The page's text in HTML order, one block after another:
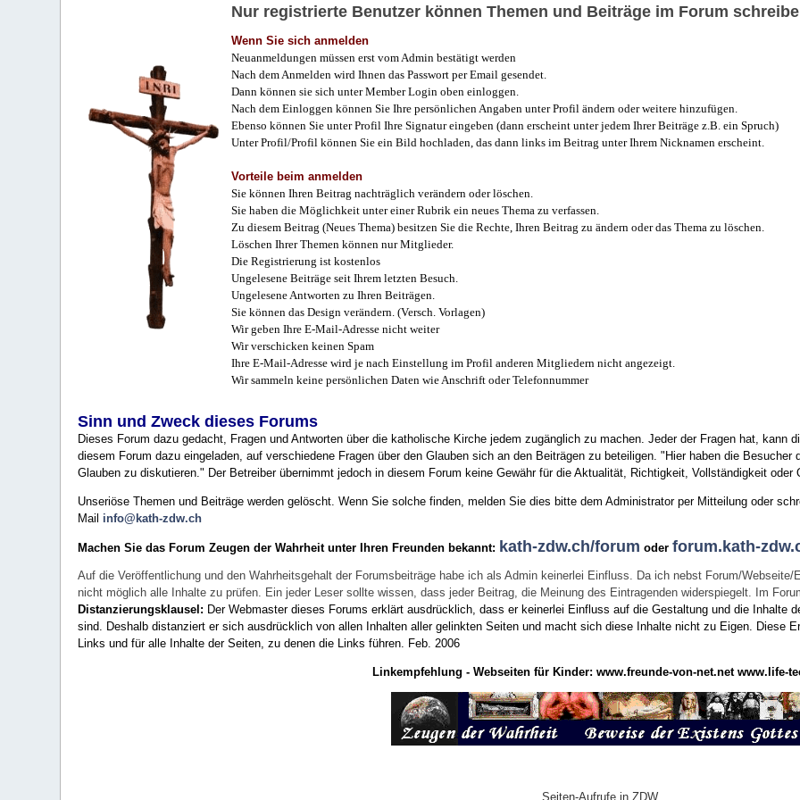
Nur registrierte Benutzer können Themen und Beiträge im Forum
Wenn Sie sich anmelden
Neuanmeldungen müssen erst vom Admin bestätigt werden
Nach dem Anmelden wird Ihnen das Passwort per Email gesendet.
Dann können sie sich unter Member Login oben einloggen.
Nach dem Einloggen können Sie Ihre persönlichen Angaben unter Profil ändern oder weitere hinzufügen.
Ebenso können Sie unter Profil Ihre Signatur eingeben (dann erscheint unter jedem Ihrer Beiträge z.B. ein Spruch)
Unter Profil/Profil können Sie ein Bild hochladen, das dann links im Beitrag unter Ihrem Nicknamen erscheint.
Vorteile beim anmelden
Sie können Ihren Beitrag nachträglich verändern oder löschen.
Sie haben die Möglichkeit unter einer Rubrik ein neues Thema zu verfassen.
Zu diesem Beitrag (Neues Thema) besitzen Sie die Rechte, Ihren Beitrag zu ändern oder das Thema zu löschen.
Löschen Ihrer Themen können nur Mitglieder.
Die Registrierung ist kostenlos
Ungelesene Beiträge seit Ihrem letzten Besuch.
Ungelesene Antworten zu Ihren Beiträgen.
Sie können das Design verändern. (Versch. Vorlagen)
Wir geben Ihre E-Mail-Adresse nicht weiter
Wir verschicken keinen Spam
Ihre E-Mail-Adresse wird je nach Einstellung im Profil anderen Mitgliedern nicht angezeigt.
Wir sammeln keine persönlichen Daten wie Anschrift oder Telefonnummer
Sinn und Zweck dieses Forums
Dieses Forum dazu gedacht, Fragen und Antworten über die katholische Kirche jedem zugänglich zu machen. Jeder der Fragen hat, kann
diesem Forum dazu eingeladen, auf verschiedene Fragen über den Glauben sich an den Beiträgen zu beteiligen. "Hier haben die
Glauben zu diskutieren." Der Betreiber übernimmt jedoch in diesem Forum keine Gewähr für die Aktualität, Richtigkeit, Vollständigkeit
Unseriöse Themen und Beiträge werden gelöscht. Wenn Sie solche finden, melden Sie dies bitte dem Administrator per Mitteilung oder
Mail info@kath-zdw.ch
Machen Sie das Forum Zeugen der Wahrheit unter Ihren Freunden bekannt: kath-zdw.ch/forum oderforum.kath-
Auf die Veröffentlichung und den Wahrheitsgehalt der Forumsbeiträge habe ich als Admin keinerlei Einfluss. Da ich nebst Forum/
nicht möglich alle Inhalte zu prüfen. Ein jeder Leser sollte wissen, dass jeder Beitrag, die Meinung des Eintragenden widerspiegelt. Im
Distanzierungsklausel: Der Webmaster dieses Forums erklärt ausdrücklich, dass er keinerlei Einfluss auf die Gestaltung und die Inhalte
sind. Deshalb distanziert er sich ausdrücklich von allen Inhalten aller gelinkten Seiten und macht sich diese Inhalte nicht zu Eigen. Diese
Links und für alle Inhalte der Seiten, zu denen die Links führen. Feb. 2006
Linkempfehlung - Webseiten für Kinder: www.freunde-von-net.net www.life-
Seiten-Aufrufe in ZDW